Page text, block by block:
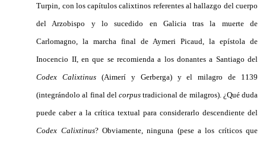
Turpin, con los capítulos calixtinos referentes al hallazgo del cuerpo
del Arzobispo y lo sucedido en Galicia tras la muerte de
Carlomagno, la marcha final de Aymeri Picaud, la epístola de
Inocencio II, en que se recomienda a los donantes a Santiago del
Codex Calixtinus (Aimerí y Gerberga) y el milagro de 1139
(integrándolo al final del corpustradicional de milagros). ¿Qué duda
puede caber a la crítica textual para considerarlo descendiente del
Codex Calixtinus? Obviamente, ninguna (pese a los críticos que